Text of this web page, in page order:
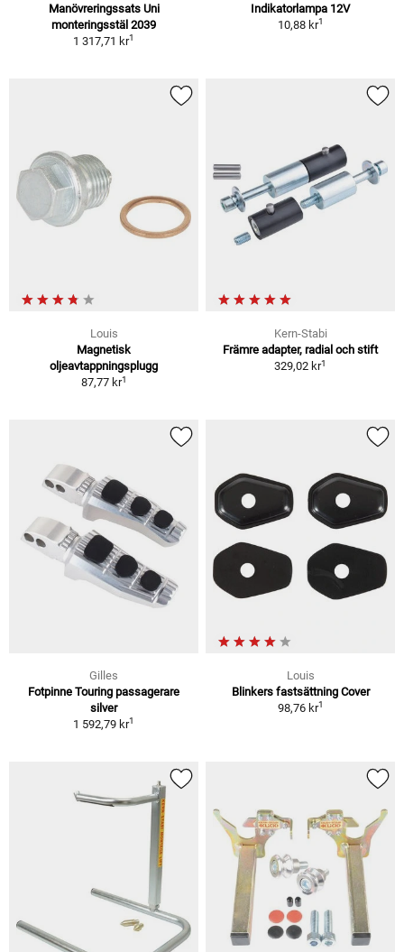
Manövreringssats Uni
monteringsstäl 2039
1 317,71 kr1
Indikatorlampa 12V
10,88 kr1
Louis
Magnetisk
oljeavtappningsplugg
87,77 kr1
Kern-Stabi
Främre adapter, radial och stift
329,02 kr1
Gilles
Fotpinne Touring passagerare
silver
1 592,79 kr1
Louis
Blinkers fastsättning Cover
98,76 kr1